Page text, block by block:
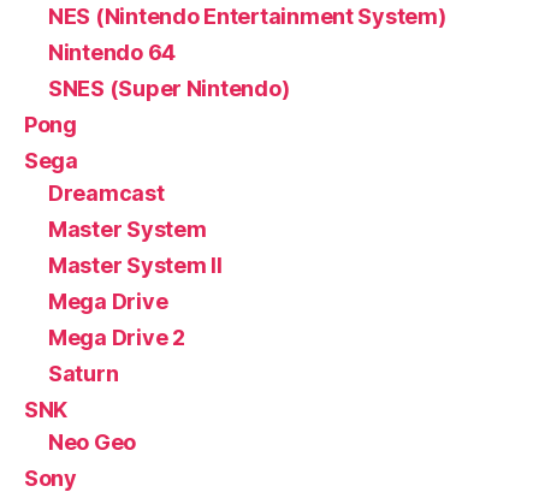
NES (Nintendo Entertainment System)
Nintendo 64
SNES (Super Nintendo)
Pong
Sega
Dreamcast
Master System
Master System II
Mega Drive
Mega Drive 2
Saturn
SNK
Neo Geo
Sony